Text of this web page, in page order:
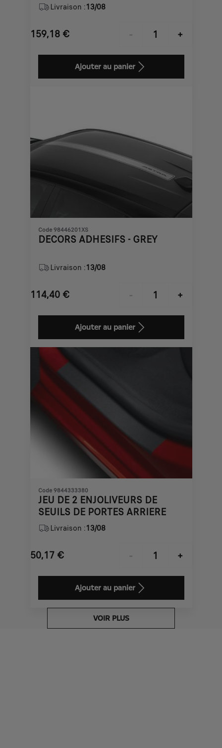
Livraison :13/08
159,18 €
Price
159,18
-
+
Quantity
to:
Ajouter au panier
Code 98446201XS
DECORS ADHESIFS - GREY
Livraison :13/08
114,40 €
Price
114,40
€
-
+
Quantity
to:
1
Ajouter au panier
Code 9844333380
JEU DE 2 ENJOLIVEURS DE
SEUILS DE PORTES ARRIERE
Livraison :13/08
50,17 €
Price
50,17
-
+
Quantity
to:
Ajouter au panier
VOIR PLUS